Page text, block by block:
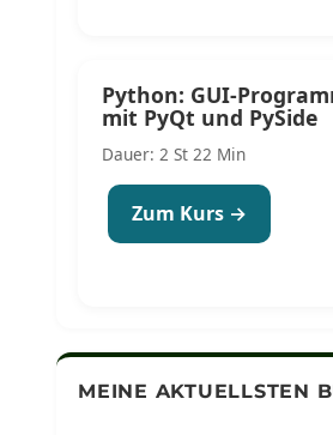
Python: GUI-
mit PyQt und PySide
Dauer: 2 St 22 Min
Zum Kurs →
MEINE AKTUELLSTEN